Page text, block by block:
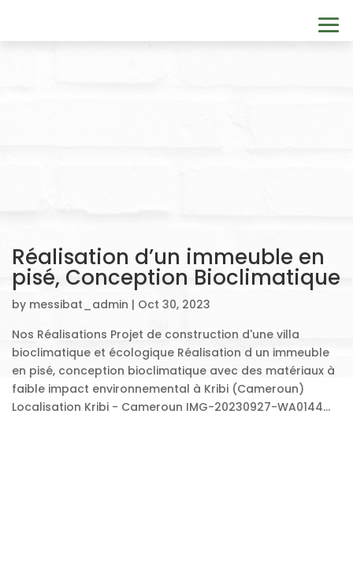
Réalisation d’un immeuble en
pisé, Conception Bioclimatique
by messibat_admin | Oct 30, 2023
Nos Réalisations Projet de construction d'une villa
bioclimatique et écologique Réalisation d un immeuble
en pisé, conception bioclimatique avec des matériaux à
faible impact environnemental à Kribi (Cameroun)
Localisation Kribi - Cameroun IMG-20230927-WA0144...